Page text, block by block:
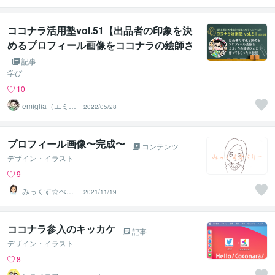
ココナラ活用塾vol.51【出品者の印象を決
めるプロフィール画像をココナラの絵師さ
んに作ってもらった体験談】
記事
学び
10
emiglia（エミリ
ア）
2022/05/28
プロフィール画像〜完成〜
コンテンツ
デザイン・イラスト
9
みっくす☆べり
ー
2021/11/19
ココナラ参入のキッカケ
記事
デザイン・イラスト
8